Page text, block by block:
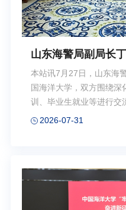
山东海警局副局长
洋大学
本站讯7月27日，山东海
国海洋大学，双方围绕
训、毕业生就业等进行交
王雪鹏出席活动。丁金钊
认可。希望双方进一步拓
育人质量。王雪鹏介绍了
养优势。他强调，局校共
2026-07-31